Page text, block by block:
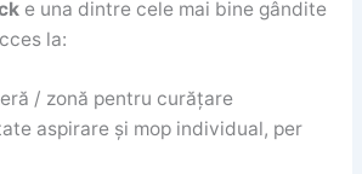
e una dintre cele mai bine gândite
la:
/ zonă pentru curățare
aspirare și mop individual, per